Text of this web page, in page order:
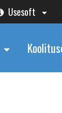
Usesoft